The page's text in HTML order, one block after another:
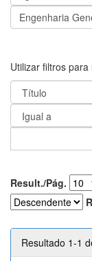
Utilizar filtros
Result./Pág.
Resultado 1-1